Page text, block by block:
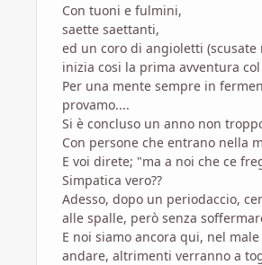
Con tuoni e fulmini,
saette saettanti,
ed un coro di angioletti (scusate
inizia cosi la prima avventura
Per una mente sempre in
provamo....
Si è concluso un anno non
Con persone che entrano nella
E voi direte; "ma a noi che ce
Simpatica vero??
Adesso, dopo un periodaccio,
alle spalle, però senza
E noi siamo ancora qui, nel
andare, altrimenti verranno a